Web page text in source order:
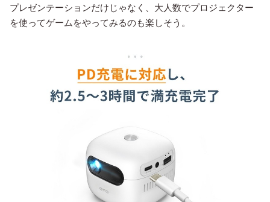
プレゼンテーションだけじゃなく、大人数でプロジェクター
を使ってゲームをやってみるのも楽しそう。